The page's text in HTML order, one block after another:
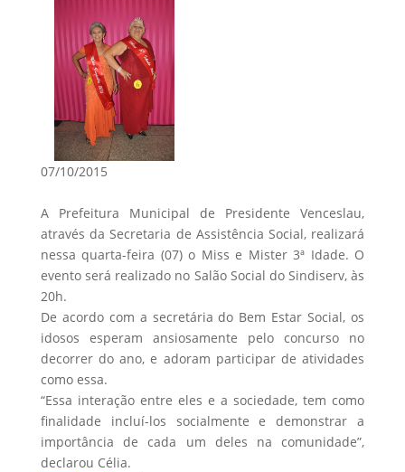
07/10/2015
A Prefeitura Municipal de Presidente Venceslau,
através da Secretaria de Assistência Social, realizará
nessa quarta-feira (07) o Miss e Mister 3ª Idade. O
evento será realizado no Salão Social do Sindiserv, às
20h.
De acordo com a secretária do Bem Estar Social, os
idosos esperam ansiosamente pelo concurso no
decorrer do ano, e adoram participar de atividades
como essa.
“Essa interação entre eles e a sociedade, tem como
finalidade incluí-los socialmente e demonstrar a
importância de cada um deles na comunidade”,
declarou Célia.